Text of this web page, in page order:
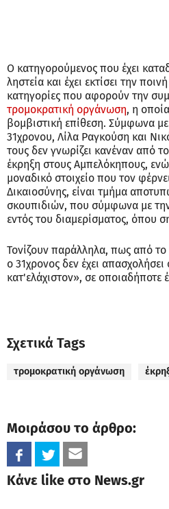
Ο κατηγορούμενος που έχει
ληστεία και έχει εκτίσει την
κατηγορίες που αφορούν την
τρομοκρατική οργάνωση, η
βομβιστική επίθεση. Σύμφωνα
31χρονου, Λίλα Ραγκούση και
τους δεν γνωρίζει κανέναν από
έκρηξη στους Αμπελόκηπους,
μοναδικό στοιχείο που τον
Δικαιοσύνης, είναι τμήμα
σκουπιδιών, που σύμφωνα με
εντός του διαμερίσματος, όπου
Τονίζουν παράλληλα, πως από
ο 31χρονος δεν έχει απασχολήσει
κατ'ελάχιστον», σε οποιαδήποτε
Σχετικά Tags
τρομοκρατική οργάνωση
Μοιράσου το άρθρο:
Κάνε like στο News.gr